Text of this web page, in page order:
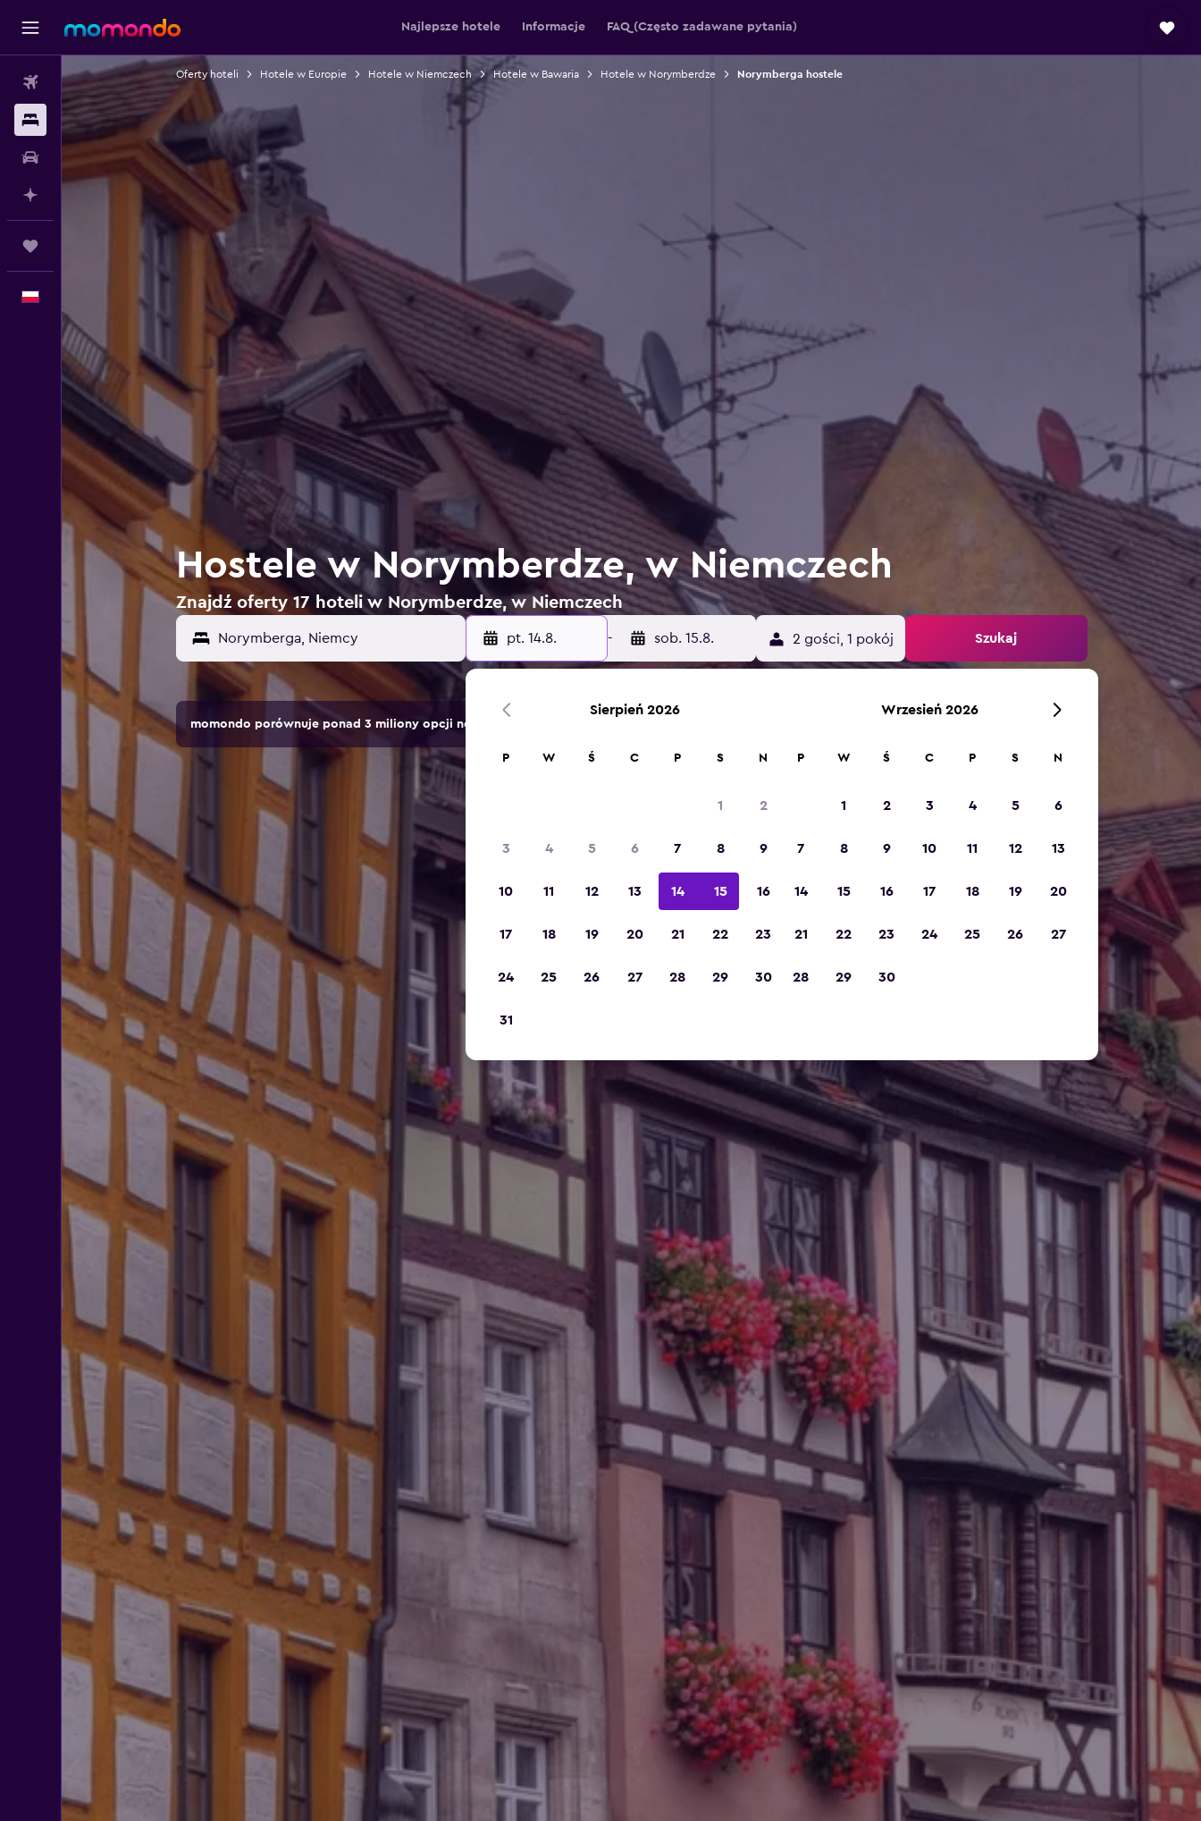
Najlepsze hotele Informacje FAQ (Często zadawane pytania)
Loty
Noclegi
Samochody
Oferty hoteli Hotele w Europie Hotele w Niemczech Hotele w Bawaria Hotele w Norymberdze Norymberga hostele
Hostele w Norymberdze, w Niemczech
Znajdź oferty 17 hoteli w Norymberdze, w Niemczech
pt. 14.8. - sob. 15.8. 2 gości, 1 pokój Szukaj
momondo porównuje ponad 3 miliony opcji noclegów.
Sierpień 2026
P W Ś C P S N
1 2
3 4 5 6 7 8 9
10 11 12 13 14 15 16
17 18 19 20 21 22 23
24 25 26 27 28 29 30
31
Wrzesień 2026
P W Ś C P S N
1 2 3 4 5 6
7 8 9 10 11 12 13
14 15 16 17 18 19 20
21 22 23 24 25 26 27
28 29 30